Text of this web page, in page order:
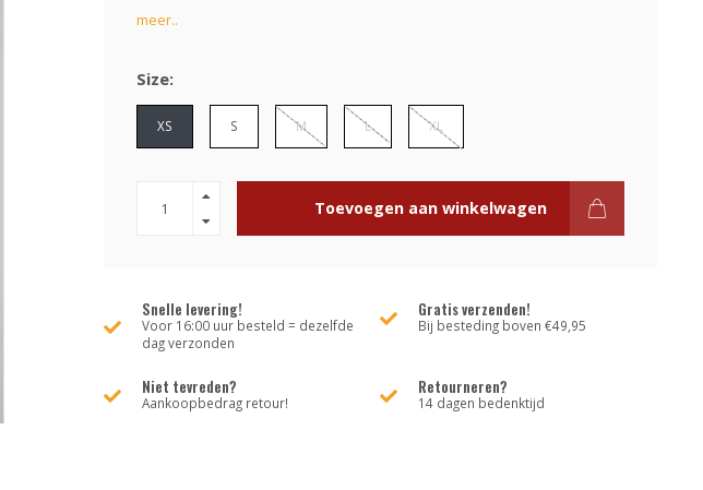
meer..
Size:
XS S M L XL
Toevoegen aan winkelwagen
Snelle levering!
Voor 16:00 uur besteld = dezelfde
dag verzonden
Gratis verzenden!
Bij besteding boven €49,95
Niet tevreden?
Aankoopbedrag retour!
Retourneren?
14 dagen bedenktijd